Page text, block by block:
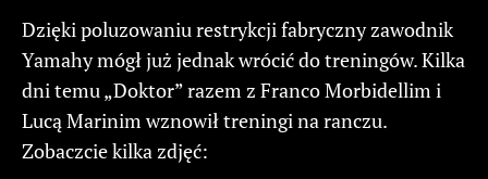
Dzięki poluzowaniu restrykcji fabryczny zawodnik
Yamahy mógł już jednak wrócić do treningów. Kilka
dni temu „Doktor” razem z Franco Morbidellim i
Lucą Marinim wznowił treningi na ranczu.
Zobaczcie kilka zdjęć: